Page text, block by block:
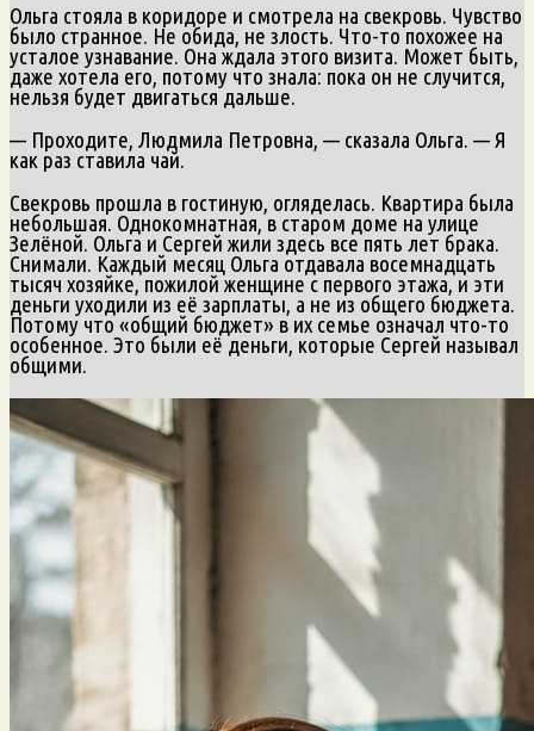
Ольга стояла в коридоре и смотрела на свекровь. Чувство
было странное. Не обида, не злость. Что-то похожее на
усталое узнавание. Она ждала этого визита. Может быть,
даже хотела его, потому что знала: пока он не случится,
нельзя будет двигаться дальше.
— Проходите, Людмила Петровна, — сказала Ольга. — Я
как раз ставила чай.
Свекровь прошла в гостиную, огляделась. Квартира была
небольшая. Однокомнатная, в старом доме на улице
Зелёной. Ольга и Сергей жили здесь все пять лет брака.
Снимали. Каждый месяц Ольга отдавала восемнадцать
тысяч хозяйке, пожилой женщине с первого этажа, и эти
деньги уходили из её зарплаты, а не из общего бюджета.
Потому что «общий бюджет» в их семье означал что-то
особенное. Это были её деньги, которые Сергей называл
общими.